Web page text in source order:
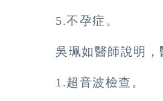
5.不孕症。
吳珮如醫師說明，
1.超音波檢查。